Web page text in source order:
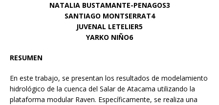
NATALIA BUSTAMANTE-PENAGOS3
SANTIAGO MONTSERRAT4
JUVENAL LETELIER5
YARKO NIÑO6
RESUMEN
En este trabajo, se presentan los resultados de modelamiento
hidrológico de la cuenca del Salar de Atacama utilizando la
plataforma modular Raven. Específicamente, se realiza una